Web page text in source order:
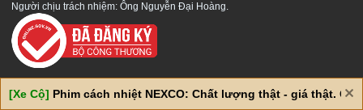
Người chịu trách nhiệm: Ông Nguyễn Đại Hoàng.
[Xe Cộ] Phim cách nhiệt NEXCO: Chất lượng thật - giá thật. Giá